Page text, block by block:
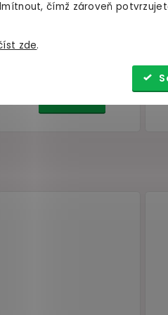
čímž zároveň
zde.